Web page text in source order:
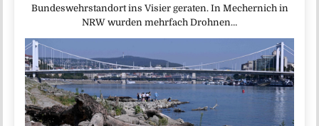
Bundeswehrstandort ins Visier geraten. In Mechernich in
NRW wurden mehrfach Drohnen…